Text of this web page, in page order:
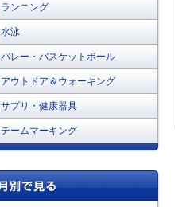
ランニング
水泳
バレー・バスケットボール
アウトドア＆ウォーキング
サプリ・健康器具
チームマーキング